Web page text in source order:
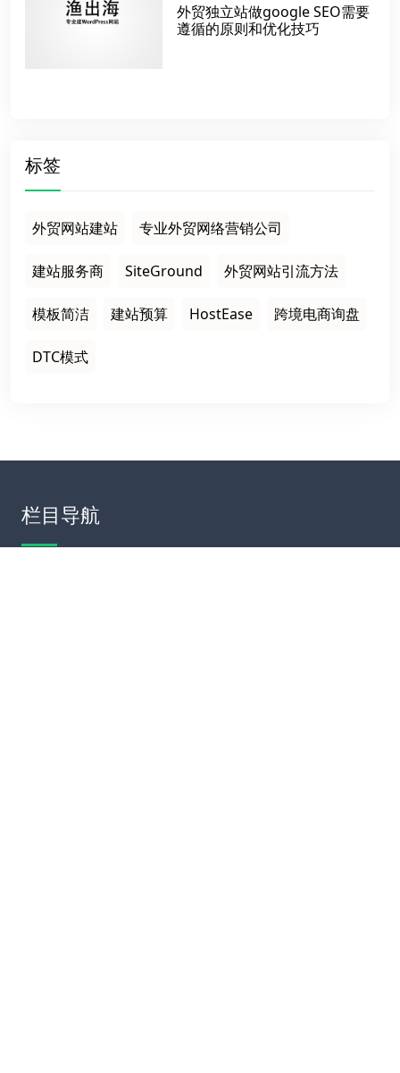
外贸独立站做google SEO需要
遵循的原则和优化技巧
标签
外贸网站建站 专业外贸网络营销公司
建站服务商 SiteGround 外贸网站引流方法
模板简洁 建站预算 HostEase 跨境电商询盘
DTC模式
栏目导航